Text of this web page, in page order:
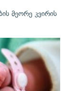
მეორე კვირის